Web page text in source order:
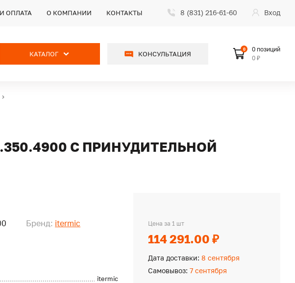
ОПЛАТА О КОМПАНИИ КОНТАКТЫ 8 (831) 216-61-60 Вход
КАТАЛОГ КОНСУЛЬТАЦИЯ
0
0 позиций
0 ₽
С ПРИНУДИТЕЛЬНОЙ
Бренд: itermic
itermic
Цена за 1 шт
114 291.00 ₽
Дата доставки: 8 сентября
Самовывоз: 7 сентября